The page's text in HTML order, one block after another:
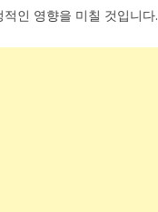
인 영향을 미칠 것입니다.